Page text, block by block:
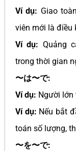
Ví dụ: Giao
viên mới là điều
Ví dụ: Quảng
trong thời gian
〜は〜で:
Ví dụ: Người
Ví dụ: Nếu bắt
toán số lượng,
〜を〜で: